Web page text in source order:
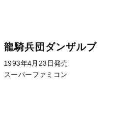
龍騎兵団ダンザルブ
1993年4月23日発売
スーパーファミコン